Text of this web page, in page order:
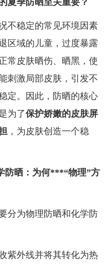
稳定的常见环境因素
区域的儿童，过度暴露
常皮肤晒伤、晒黑，使
刺激局部皮肤，引发不
定。因此，防晒的核心
为了保护娇嫩的皮肤屏
，为皮肤创造一个稳
防晒：为何***“物理”方
为物理防晒和化学防
紫外线并将其转化为热